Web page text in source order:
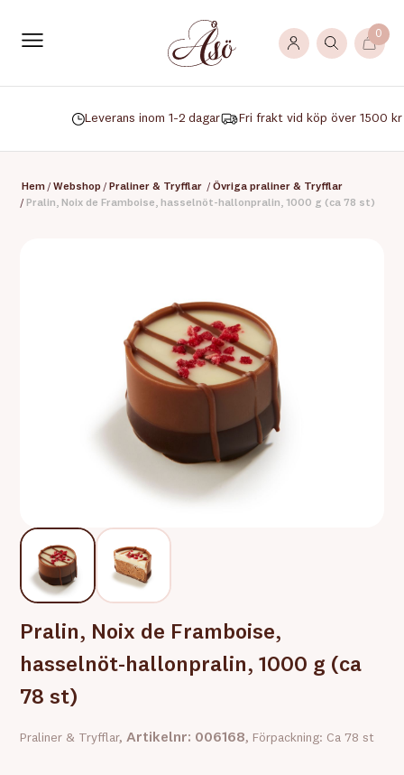
0
Leverans inom 1-2 dagar Fri frakt vid köp över 1500 kr
Hem / Webshop / Praliner & Tryfflar / Övriga praliner & Tryfflar
/ Pralin, Noix de Framboise, hasselnöt-hallonpralin, 1000 g (ca 78 st)
Pralin, Noix de Framboise,
hasselnöt-hallonpralin, 1000 g (ca
78 st)
Praliner & Tryfflar,Artikelnr: 006168, Förpackning: Ca 78 st